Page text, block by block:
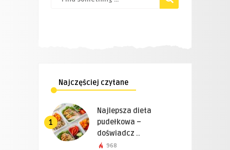
Najczęściej czytane
1
Najlepsza dieta
pudełkowa –
doświadcz ..
968